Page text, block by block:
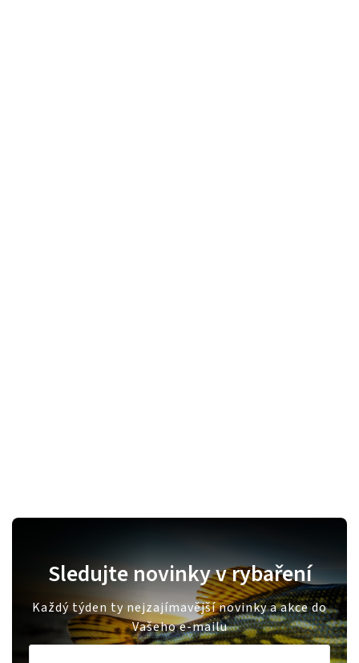
Sledujte novinky v rybaření
Každý týden ty nejzajímavější novinky a akce do
Vašeho e-mailu